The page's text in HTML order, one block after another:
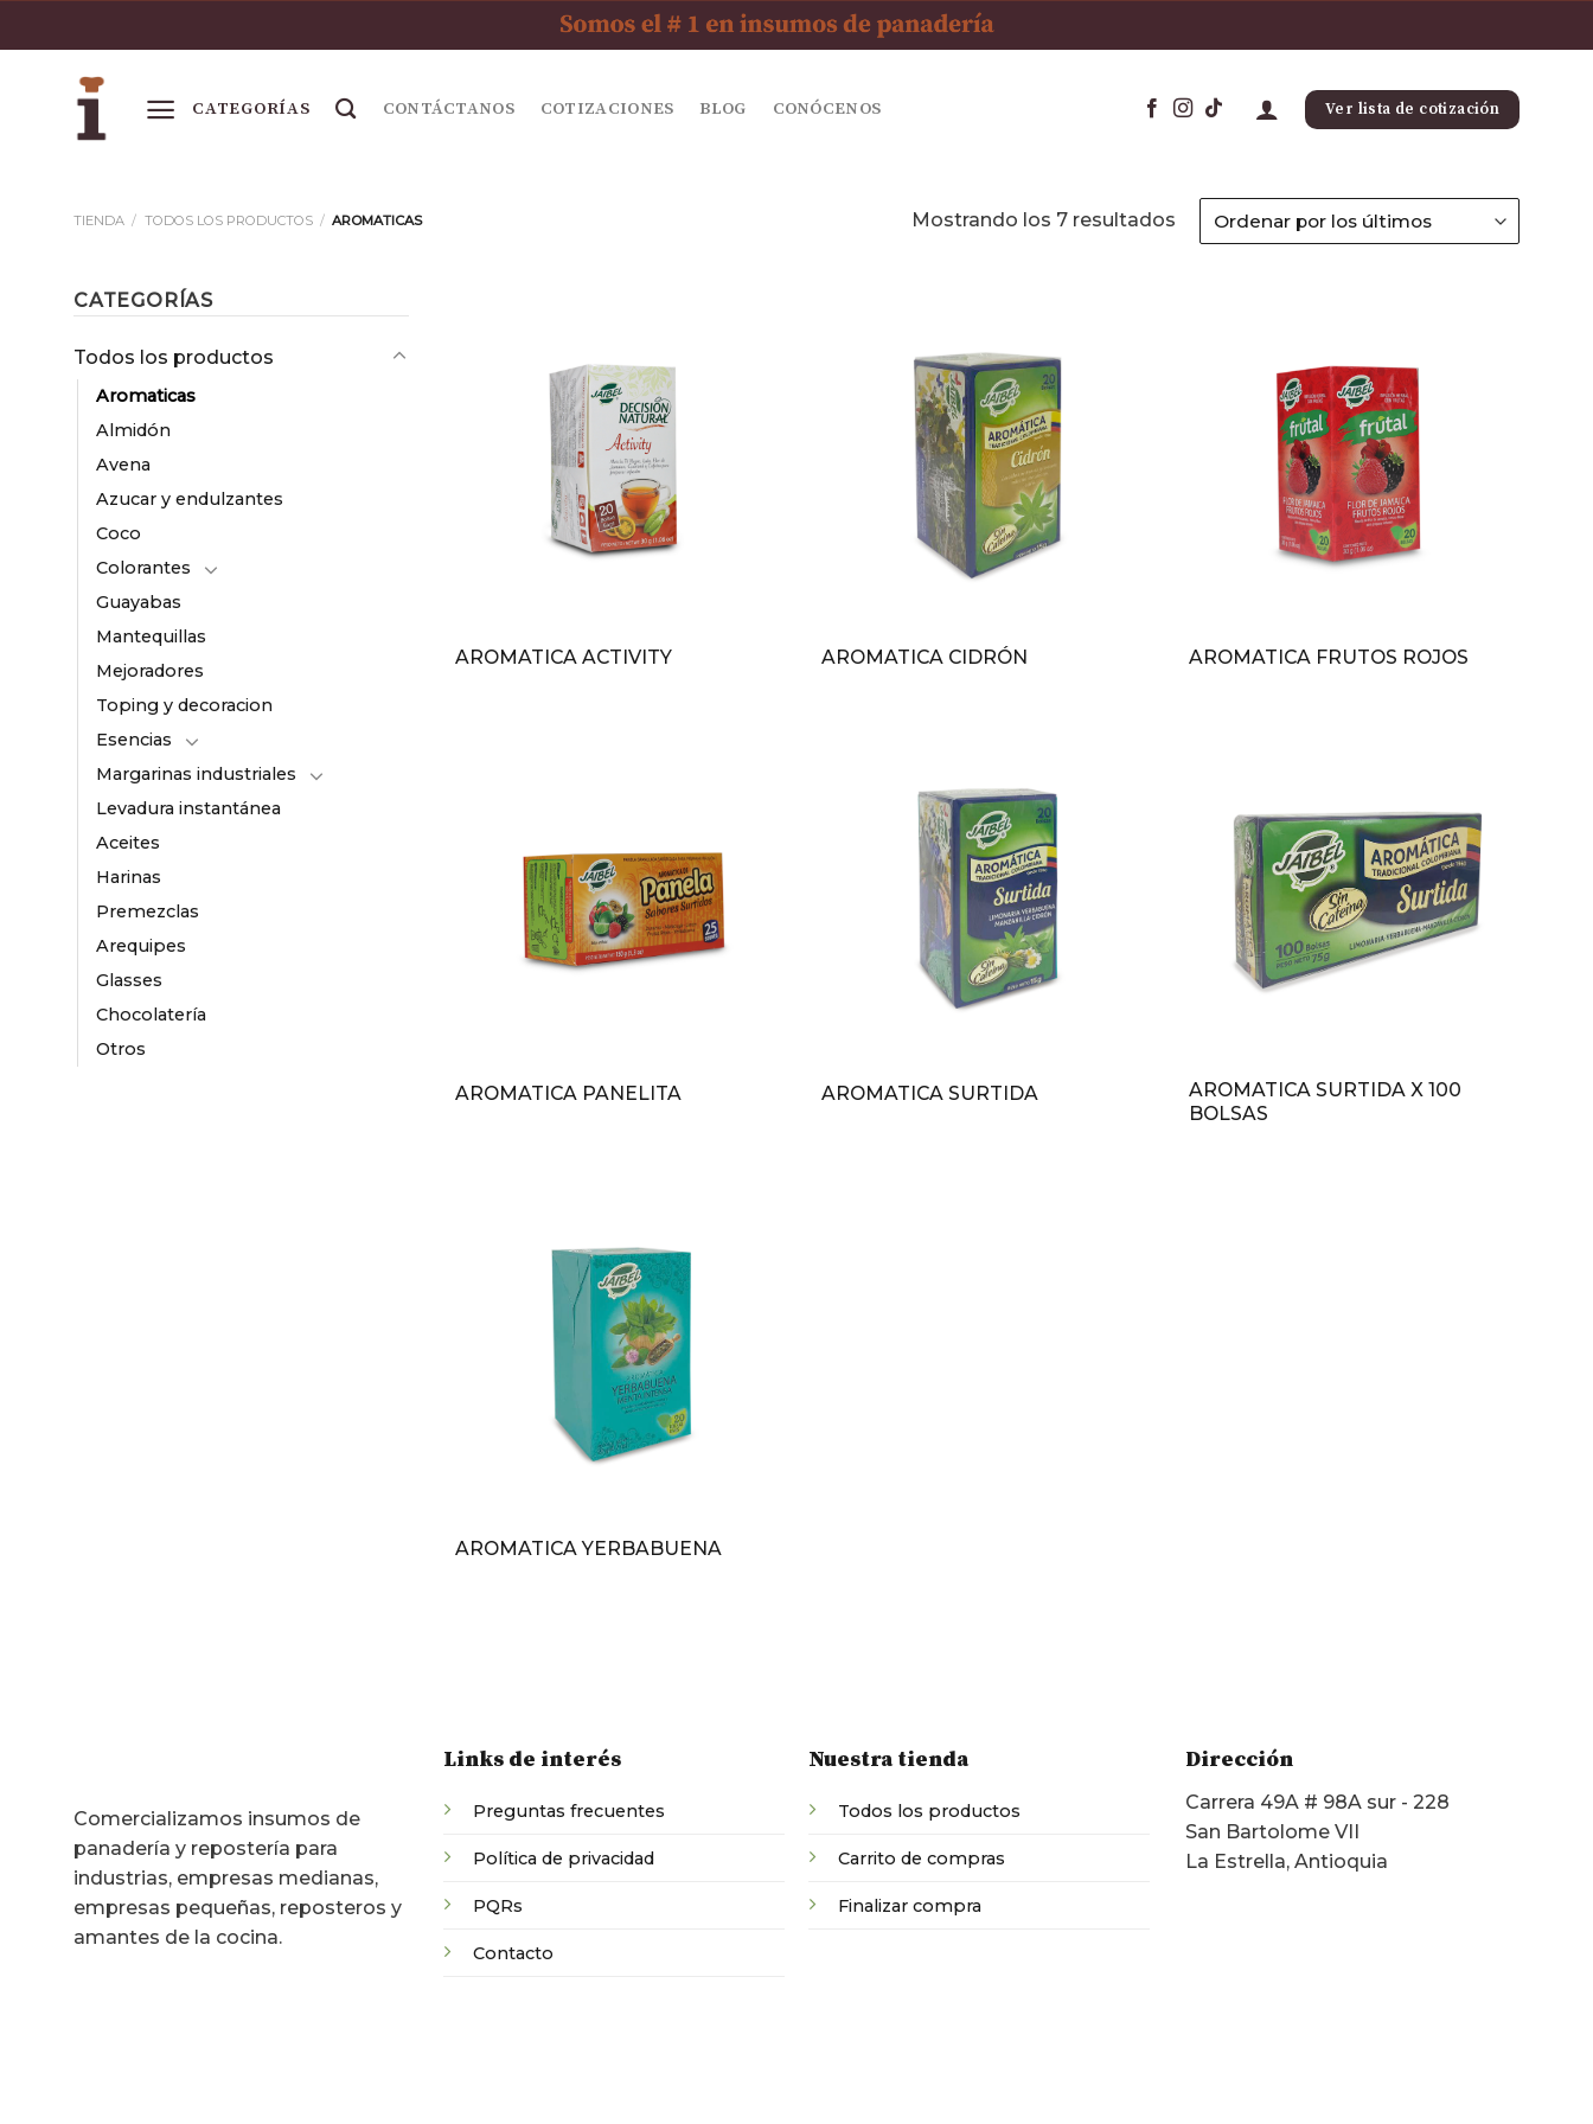
CONTÁCTANOS COTIZACIONES BLOG CONÓCENOS Ver lista de cotización
TIENDA / TODOS LOS PRODUCTOS / AROMATICAS Mostrando los 7 resultados
CATEGORÍAS
Todos los productos
Aromaticas
Almidón
Avena
Azucar y endulzantes
Coco
Colorantes
Guayabas
Mantequillas
Mejoradores
Toping y decoracion
Esencias
Margarinas industriales
Levadura instantánea
Aceites
Harinas
Premezclas
Arequipes
Glasses
Chocolatería
Otros
AROMATICA ACTIVITY AROMATICA CIDRÓN AROMATICA FRUTOS ROJOS
AROMATICA PANELITA AROMATICA SURTIDA
AROMATICA SURTIDA X 100
BOLSAS
AROMATICA YERBABUENA
Comercializamos insumos de
panadería y repostería para
industrias, empresas medianas,
empresas pequeñas, reposteros y
amantes de la cocina.
Links de interés
Preguntas frecuentes
Política de privacidad
PQRs
Contacto
Nuestra tienda
Todos los productos
Carrito de compras
Finalizar compra
Dirección
Carrera 49A # 98A sur - 228
San Bartolome VII
La Estrella, Antioquia